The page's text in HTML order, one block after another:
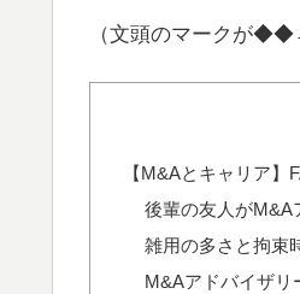
（文頭のマークが
【M&Aとキャリア
後輩の友人がM&A
雑用の多さと拘束
M&Aアドバイザリ